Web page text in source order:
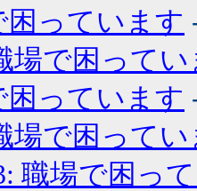
困っています
場で困って
困っています
場で困って
職場で困っ